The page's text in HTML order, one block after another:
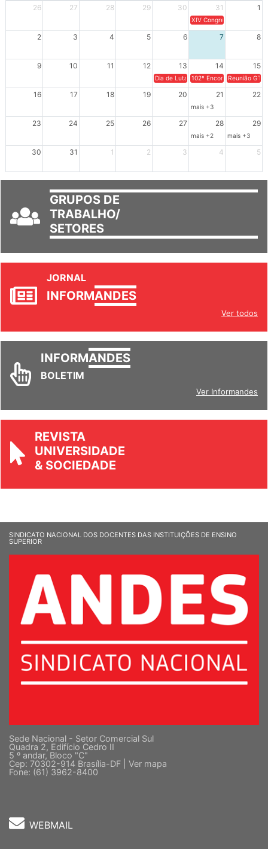
26
27 28 29 30 31 1
XIV Congresso Brasileiro
2 3 4 5 6 7 8
9 10 11 12 13 14 15
Dia de Luta em Defesa de Cuba e da
102º Encontro da
Reunião
16 17 18 19 20 21 22
mais +3
23 24 25 26 27 28 29
mais +2 mais +3
30 31 1 2 3 4 5
GRUPOS DE
TRABALHO/
SETORES
JORNAL
INFORMANDES
Ver todos
INFORMANDES
BOLETIM
Ver Informandes
REVISTA
UNIVERSIDADE
& SOCIEDADE
SINDICATO NACIONAL DOS DOCENTES DAS INSTITUIÇÕES DE ENSINO
SUPERIOR
Sede Nacional - Setor Comercial Sul
Quadra 2, Edifício Cedro II
5 º andar, Bloco "C"
Cep: 70302-914 Brasília-DF | Ver mapa
Fone: (61) 3962-8400
WEBMAIL